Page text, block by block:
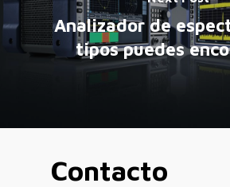
Analizador de
tipos puedes
Contacto